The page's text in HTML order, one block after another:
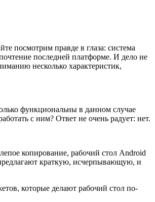
посмотрим правде в глаза: система
последней платформе. И дело не
несколько характеристик,
функциональны в данном случае
с ним? Ответ не очень радует: нет.
копирование, рабочий стол Android
краткую, исчерпывающую, и
которые делают рабочий стол по-